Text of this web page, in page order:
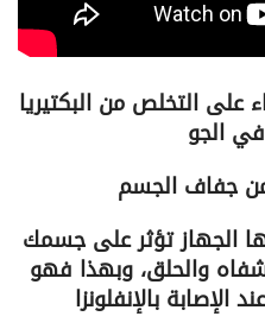
التخلص من البكتيريا
الجو
جفاف الجسم
الجهاز تؤثر على جسمك
والحلق، وبهذا فهو
بالإنفلونزا